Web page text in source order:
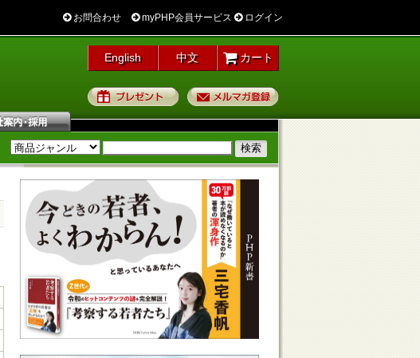
お問合わせ myPHP会員サービス ログイン
English 中文 カート
プレゼント